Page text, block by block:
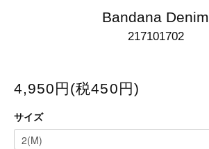
Bandana Denim
217101702
4,950円(税450円)
サイズ